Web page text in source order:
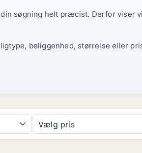
søgning helt præcist. Derfor viser
beliggenhed, størrelse eller
Vælg pris